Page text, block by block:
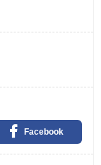
Facebook